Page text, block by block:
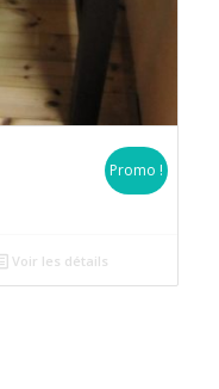
Promo !
Voir les détails